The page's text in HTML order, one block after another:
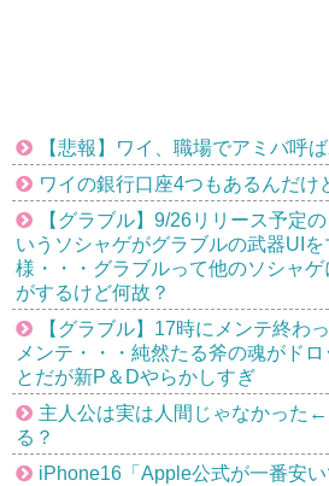
【悲報】ワイ、職場でアミバ呼
ワイの銀行口座4つもあるんだけ
【グラブル】9/26リリース予定
いうソシャゲがグラブルの武器UI
様・・・グラブルって他のソシャ
がするけど何故？
【グラブル】17時にメンテ終わ
メンテ・・・純然たる斧の魂がド
とだが新P＆Dやらかしすぎ
主人公は実は人間じゃなかった
る？
iPhone16「Apple公式が一番安